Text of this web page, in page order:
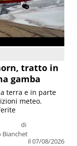
tratto in
gamba
di
Bianchet
il 07/08/2026
terra e in parte
meteo.